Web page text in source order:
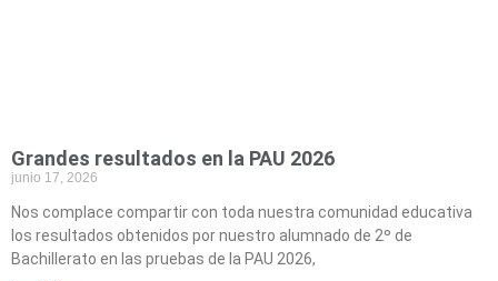
Grandes resultados en la PAU 2026
junio 17, 2026
Nos complace compartir con toda nuestra comunidad educativa
los resultados obtenidos por nuestro alumnado de 2º de
Bachillerato en las pruebas de la PAU 2026,